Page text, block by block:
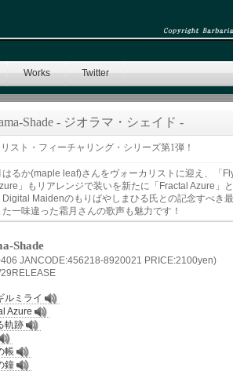
Works Twitter
Shade - ジオラマ・シェイド -
スト・フィーチャリング・シリーズ第1弾！
はるか(maple leaf)さんをヴォーカリストに迎え、「
」もリアレンジで装いを新たに「Fractal Azure」
Digital Maidenのもりばやしまひる氏との記念すべき
た一味違った霜月さんの歌声も魅力です！
Shade
JANCODE:456218-8920021 PRICE:2100yen)
ルミライ
Azure
軌跡
帳
鐘